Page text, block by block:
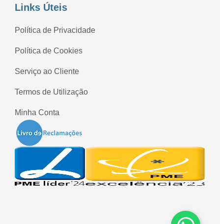
Links Úteis
Política de Privacidade
Política de Cookies
Serviço ao Cliente
Termos de Utilização
Minha Conta